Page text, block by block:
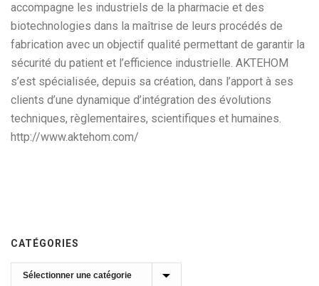
accompagne les industriels de la pharmacie et des
biotechnologies dans la maîtrise de leurs procédés de
fabrication avec un objectif qualité permettant de garantir la
sécurité du patient et l’efficience industrielle. AKTEHOM
s’est spécialisée, depuis sa création, dans l’apport à ses
clients d’une dynamique d’intégration des évolutions
techniques, règlementaires, scientifiques et humaines.
http://www.aktehom.com/
CATÉGORIES
Catégories